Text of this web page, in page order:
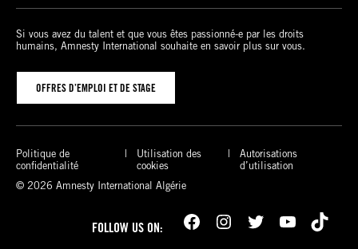
Si vous avez du talent et que vous êtes passionné-e par les droits
humains, Amnesty International souhaite en savoir plus sur vous.
OFFRES D’EMPLOI ET DE STAGE
Politique de
confidentialité
Utilisation des
cookies
Autorisations
d’utilisation
© 2026 Amnesty International Algérie
FOLLOW US ON: Facebook Instagram Twitter YouTube TikTok